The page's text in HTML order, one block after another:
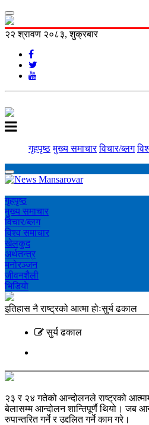
२२ श्रावण २०८३, शुक्रबार
गृहपृष्ठ मुख्य समाचार विचार/ब्लग
गृहपृष्ठ
मुख्य समाचार
विचार/ब्लग
विश्व समाचार
खेलकुद
अर्थतन्त्र
मनोरञ्‍जन
जीवनशैली
भिडियाे
इतिहास नै राष्ट्रको आत्मा होःसुर्य ढकाल
सुर्य ढकाल
२३ र २४ गतेको आन्दोलनले राष्ट्रको
बेलासम्म आन्दोलन शान्तिपूर्णै थियो। जब
रुपान्तरित गर्ने र उद्दलित गर्ने काम गरे।